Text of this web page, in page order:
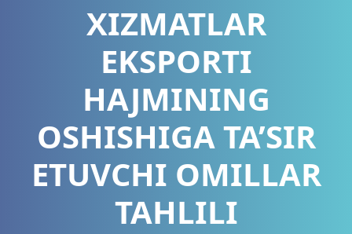
XIZMATLAR
EKSPORTI
HAJMINING
OSHISHIGA TA’SIR
ETUVCHI OMILLAR
TAHLILI